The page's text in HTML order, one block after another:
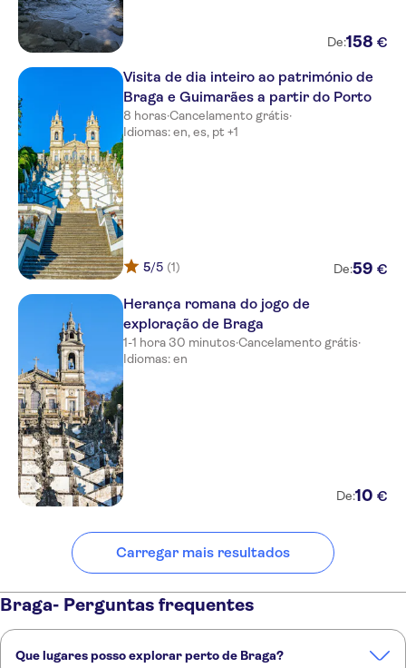
De:158 €
Visita de dia inteiro ao património de
Braga e Guimarães a partir do Porto
8 horas·Cancelamento grátis·
Idiomas: en, es, pt +1
5/5 (1) De:59 €
Herança romana do jogo de
exploração de Braga
1-1 hora 30 minutos·Cancelamento grátis·
Idiomas: en
De:10 €
Carregar mais resultados
Braga- Perguntas frequentes
Que lugares posso explorar perto de Braga?